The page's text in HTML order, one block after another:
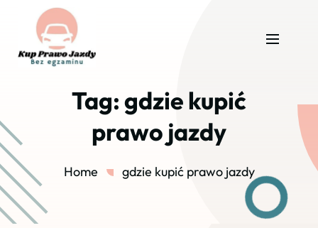
Tag:gdzie kupić
prawo jazdy
Home gdzie kupić prawo jazdy